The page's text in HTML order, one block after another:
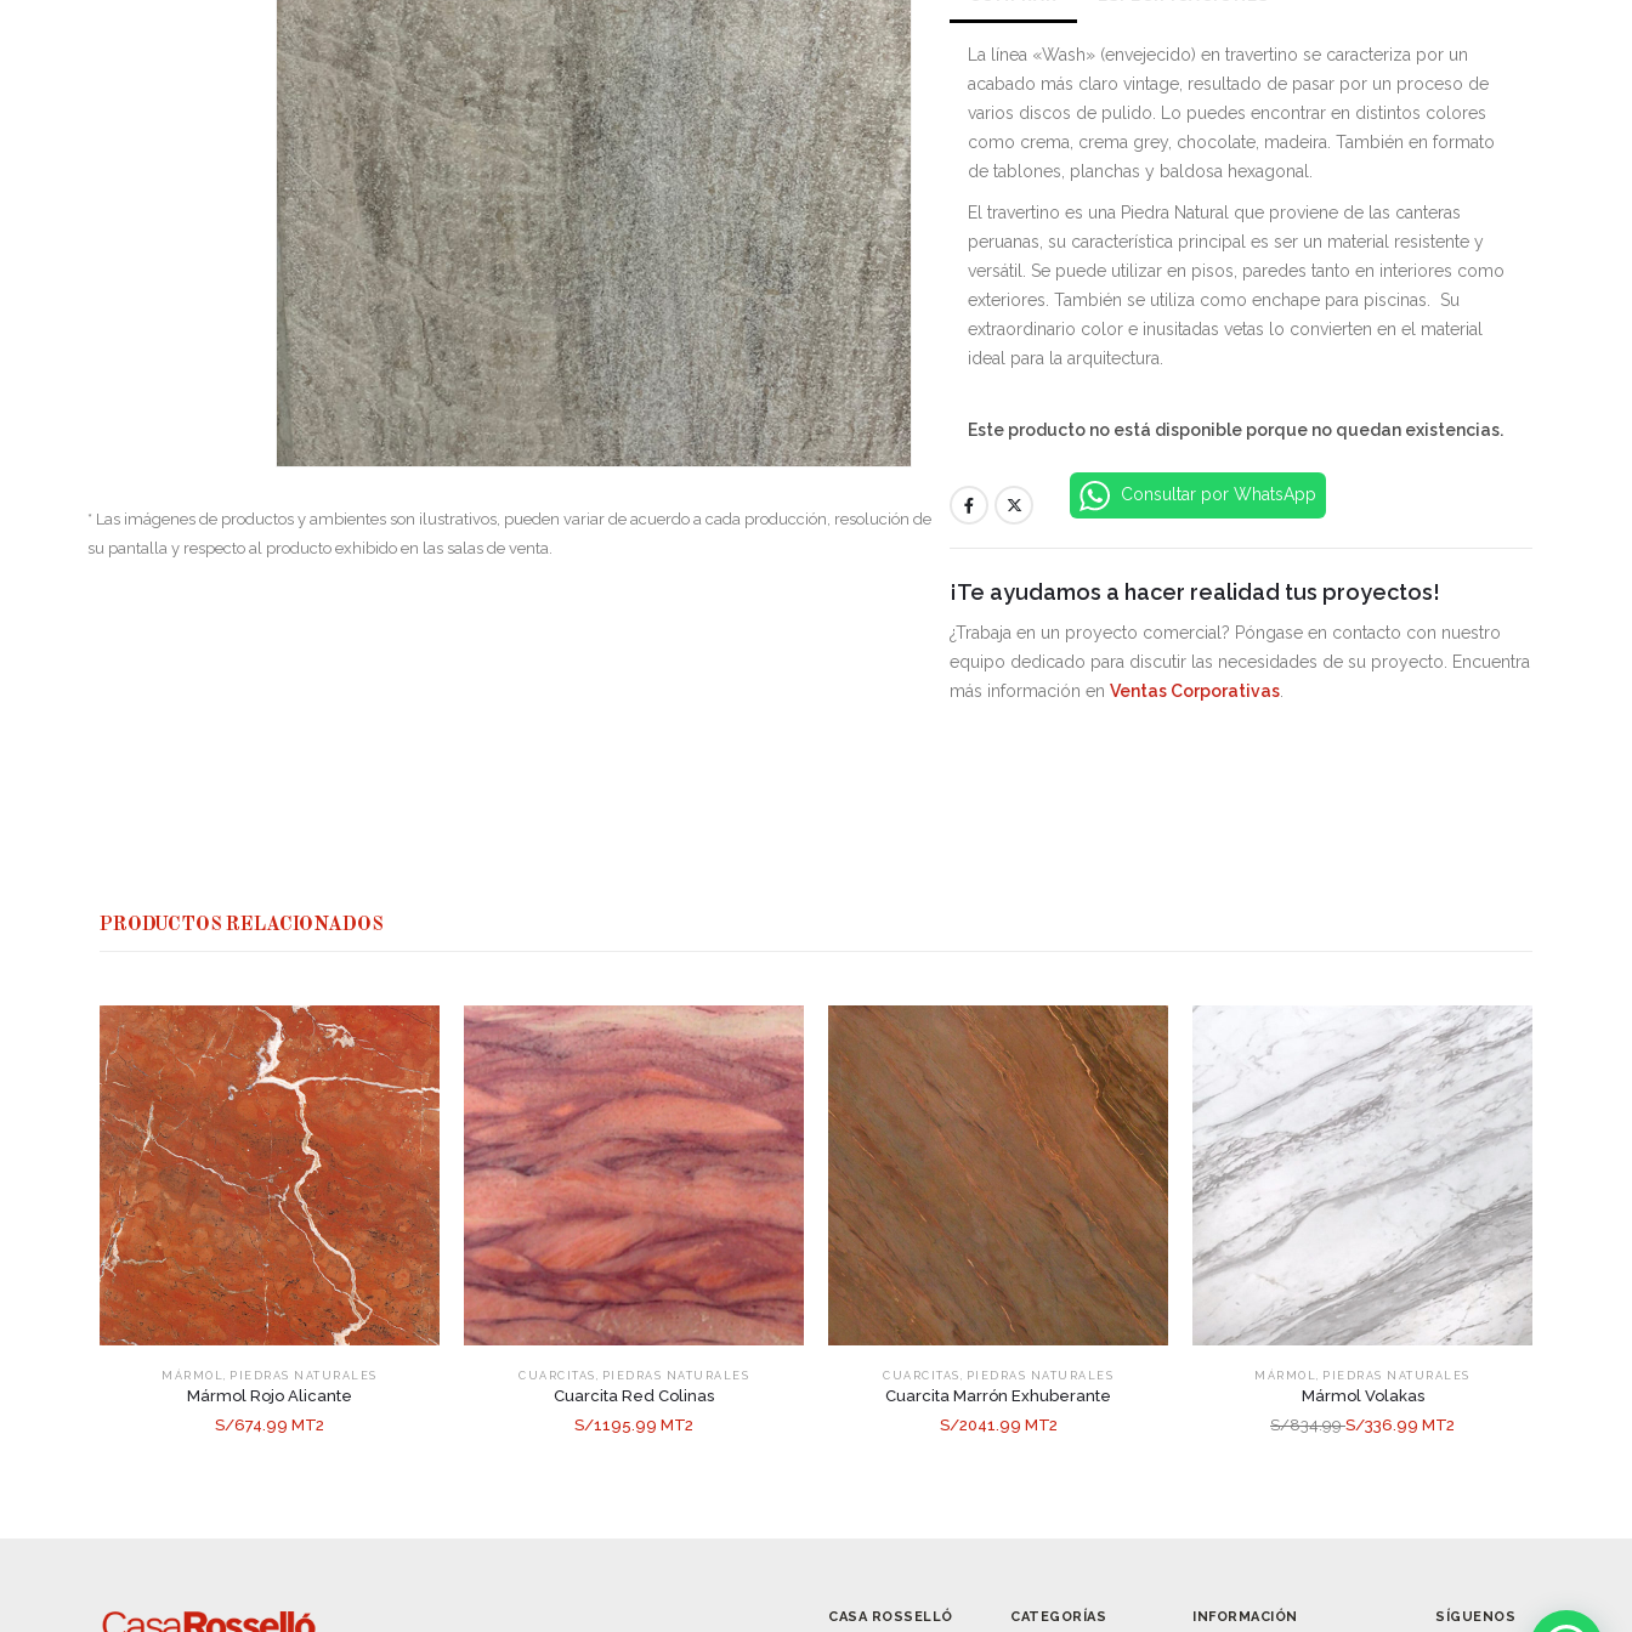
* Las imágenes de productos y ambientes son ilustrativos, pueden variar de acuerdo a cada producción, resolución de
su pantalla y respecto al producto exhibido en las salas de venta.
La línea «Wash» (envejecido) en travertino se caracteriza por un
acabado más claro vintage, resultado de pasar por un proceso de
varios discos de pulido. Lo puedes encontrar en distintos colores
como crema, crema grey, chocolate, madeira. También en formato
de tablones, planchas y baldosa hexagonal.
El travertino es una Piedra Natural que proviene de las canteras
peruanas, su característica principal es ser un material resistente y
versátil. Se puede utilizar en pisos, paredes tanto en interiores como
exteriores. También se utiliza como enchape para piscinas. Su
extraordinario color e inusitadas vetas lo convierten en el material
ideal para la arquitectura.
Este producto no está disponible porque no quedan existencias.
Consultar por WhatsApp
¡Te ayudamos a hacer realidad tus proyectos!
¿Trabaja en un proyecto comercial? Póngase en contacto con nuestro
equipo dedicado para discutir las necesidades de su proyecto. Encuentra
más información en Ventas Corporativas.
PRODUCTOS RELACIONADOS
MÁRMOL, PIEDRAS NATURALES
Mármol Rojo Alicante
S/674.99 MT2
CUARCITAS , PIEDRAS NATURALES
Cuarcita Red Colinas
S/1195.99 MT2
CUARCITAS , PIEDRAS NATURALES
Cuarcita Marrón Exhuberante
S/2041.99 MT2
MÁRMOL, PIEDRAS NATURALES
Mármol Volakas
S/834.99S/336.99 MT2
CASA ROSSELLÓ CATEGORÍAS INFORMACIÓN SÍGUENOS